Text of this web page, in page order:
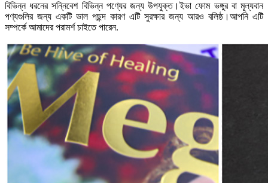
বিভিন্ন ধরনের সন্নিবেশ বিভিন্ন পণ্যের জন্য উপযুক্ত।ইভা ফোম ভঙ্গুর বা মূল্যবান
পণ্যগুলির জন্য একটি ভাল পছন্দ কারণ এটি সুরক্ষার জন্য আরও বলিষ্ঠ।আপনি এটি
সম্পর্কে আমাদের পরামর্শ চাইতে পারেন.